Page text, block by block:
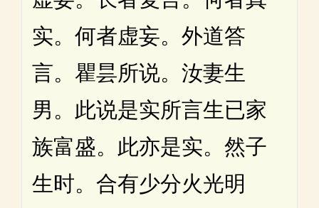
实。何者虚妄。外道答
言。瞿昙所说。汝妻生
男。此说是实所言生已家
族富盛。此亦是实。然子
生时。合有少分火光明